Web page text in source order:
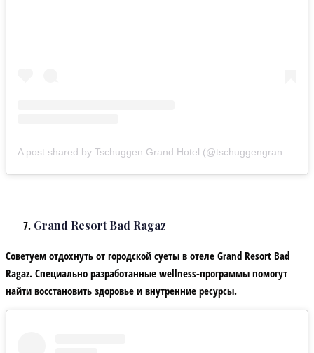
Grand Resort Bad Ragaz
Советуем отдохнуть от городской суеты в отеле Grand Resort Bad
Ragaz. Специально разработанные wellness-программы помогут
найти восстановить здоровье и внутренние ресурсы.